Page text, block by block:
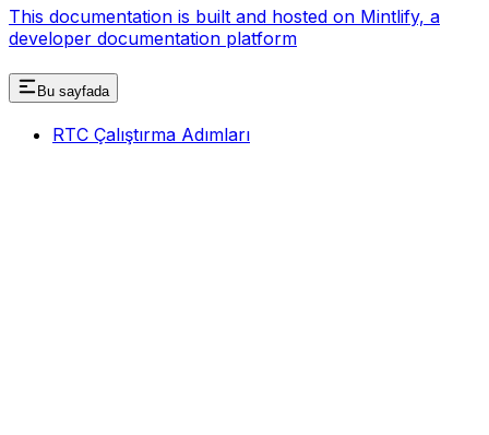
This documentation is built and hosted on Mintlify, a
developer documentation platform
Bu sayfada
RTC Çalıştırma Adımları